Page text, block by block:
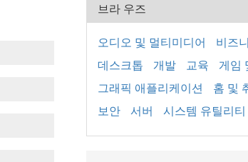
브라 우즈
오디오 및 멀티미디어 비즈
데스크톱
개발 교육
게임
그래픽 애플리케이션
홈 및
보안
서버 시스템 유틸리티